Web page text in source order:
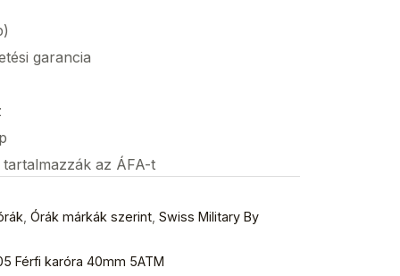
garancia
az ÁFA-t
Órák márkák szerint Swiss Military By
Férfi karóra 40mm 5ATM